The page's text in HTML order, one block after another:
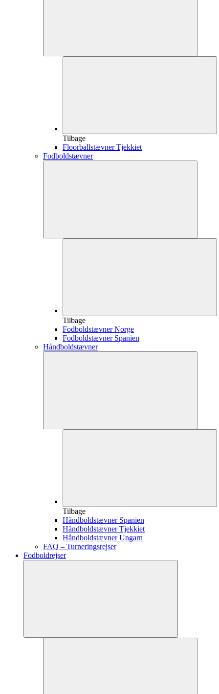
Tilbage
Floorballstævner Tjekkiet
Fodboldstævner
Tilbage
Fodboldstævner Norge
Fodboldstævner Spanien
Håndboldstævner
Tilbage
Håndboldstævner Spanien
Håndboldstævner Tjekkiet
Håndboldstævner Ungarn
FAQ – Turneringsrejser
Fodboldrejser